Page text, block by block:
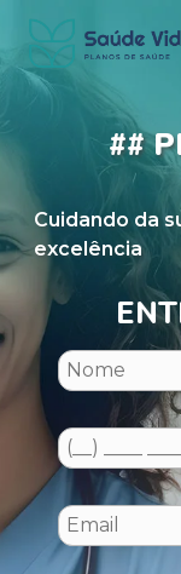
##
Cuidando da
excelência